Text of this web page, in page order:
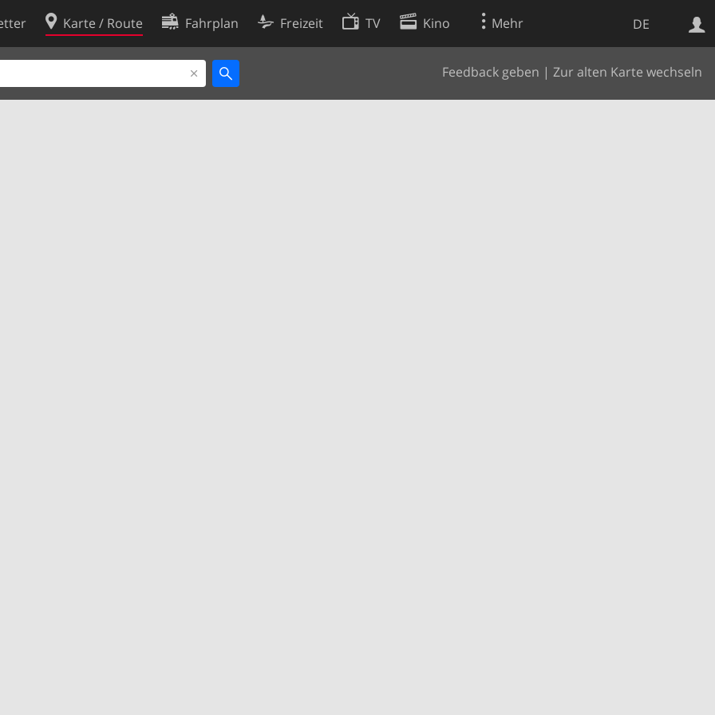
DE
Karte / Route Fahrplan Freizeit TV Kino Mehr
Feedback geben | Zur alten Karte wechseln
Websuche
Cookie-Richtlinie
Cookie-Einstellungen